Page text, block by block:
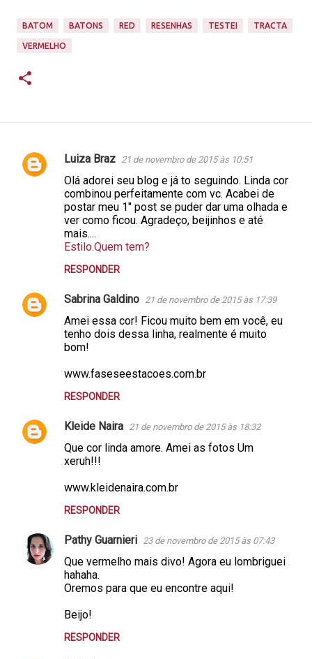
BATOM BATONS RED RESENHAS TESTEI TRACTA
VERMELHO
C
r
Luiza Braz 21 de novembro de 2015 às 10:51
Olá adorei seu blog e já to seguindo. Linda cor
combinou perfeitamente com vc. Acabei de
postar meu 1" post se puder dar uma olhada e
ver como ficou. Agradeço, beijinhos e até
mais....
Estilo.Quem tem?
RESPONDER
Sabrina Galdino 21 de novembro de 2015 às 17:39
Amei essa cor! Ficou muito bem em você, eu
tenho dois dessa linha, realmente é muito
bom!
www.faseseestacoes.com.br
RESPONDER
Kleide Naira 21 de novembro de 2015 às 18:32
Que cor linda amore. Amei as fotos Um
xeruh!!!
www.kleidenaira.com.br
RESPONDER
Pathy Guarnieri 23 de novembro de 2015 às 07:43
Que vermelho mais divo! Agora eu lombriguei
hahaha.
Oremos para que eu encontre aqui!
Beijo!
RESPONDER